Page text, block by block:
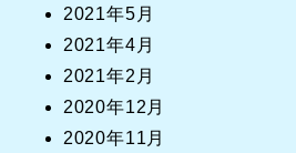
2021年5月
2021年4月
2021年2月
2020年12月
2020年11月